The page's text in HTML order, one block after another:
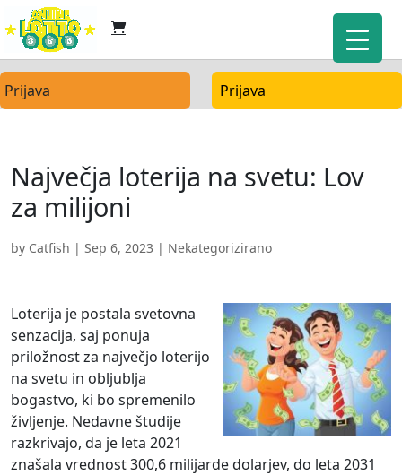
Prijava Prijava
Največja loterija na svetu: Lov
za milijoni
by Catfish | Sep 6, 2023 | Nekategorizirano
Loterija je postala svetovna
senzacija, saj ponuja
priložnost za največjo loterijo
na svetu in obljublja
bogastvo, ki bo spremenilo
življenje. Nedavne študije
razkrivajo, da je leta 2021
znašala vrednost 300,6 milijarde dolarjev, do leta 2031